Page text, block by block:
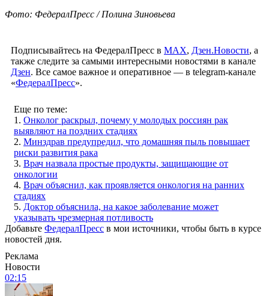
Фото: ФедералПресс / Полина Зиновьева
Подписывайтесь на ФедералПресс в МАХ, Дзен.Новости, а
также следите за самыми интересными новостями в канале
Дзен. Все самое важное и оперативное — в telegram-канале
«ФедералПресс».
Еще по теме:
1. Онколог раскрыл, почему у молодых россиян рак
выявляют на поздних стадиях
2. Минздрав предупредил, что домашняя пыль повышает
риски развития рака
3. Врач назвала простые продукты, защищающие от
онкологии
4. Врач объяснил, как проявляется онкология на ранних
стадиях
5. Доктор объяснила, на какое заболевание может
указывать чрезмерная потливость
Добавьте ФедералПресс в мои источники, чтобы быть в курсе
новостей дня.
Реклама
Новости
02:15